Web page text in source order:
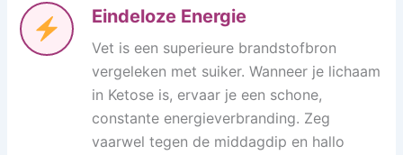
Eindeloze Energie
Vet is een superieure brandstofbron
vergeleken met suiker. Wanneer je lichaam
in Ketose is, ervaar je een schone,
constante energieverbranding. Zeg
vaarwel tegen de middagdip en hallo